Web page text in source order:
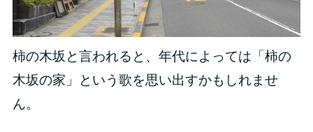
柿の木坂と言われると、年代によっては「柿の
木坂の家」という歌を思い出すかもしれませ
ん。